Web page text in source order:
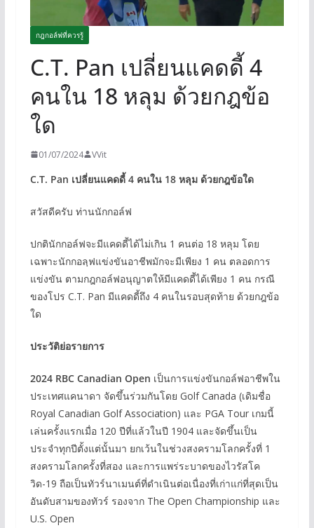
กฎกอล์ฟที่ควรรู้
C.T. Pan เปลี่ยนแคดดี้ 4
คนใน 18 หลุม ด้วยกฎข้อ
ใด
01/07/2024 VVit
C.T. Pan เปลี่ยนแคดดี้ 4 คนใน 18 หลุม ด้วยกฎข้อใด
สวัสดีครับ ท่านนักกอล์ฟ
ปกตินักกอล์ฟจะมีแคดดี้ได้ไม่เกิน 1 คนต่อ 18 หลุม โดย
เฉพาะนักกอลฺฟแข่งขันอาชีพมักจะมีเพียง 1 คน ตลอดการ
แข่งขัน ตามกฎกอล์ฟอนุญาตให้มีแคดดี้ได้เพียง 1 คน กรณี
ของโปร C.T. Pan มีแคดดี้ถึง 4 คนในรอบสุดท้าย ด้วยกฎข้อ
ใด
ประวัติย่อรายการ
2024 RBC Canadian Open เป็นการแข่งขันกอล์ฟอาชีพใน
ประเทศแคนาดา จัดขึ้นร่วมกันโดย Golf Canada (เดิมชื่อ
Royal Canadian Golf Association) และ PGA Tour เกมนี้
เล่นครั้งแรกเมื่อ 120 ปีที่แล้วในปี 1904 และจัดขึ้นเป็น
ประจำทุกปีตั้งแต่นั้นมา ยกเว้นในช่วงสงครามโลกครั้งที่ 1
สงครามโลกครั้งที่สอง และการแพร่ระบาดของไวรัสโค
วิด-19 ถือเป็นทัวร์นาเมนต์ที่ดำเนินต่อเนื่องที่เก่าแก่ที่สุดเป็น
อันดับสามของทัวร์ รองจาก The Open Championship และ
U.S. Open